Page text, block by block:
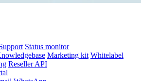
Status monitor
Marketing kit Whitelabel
Reseller API